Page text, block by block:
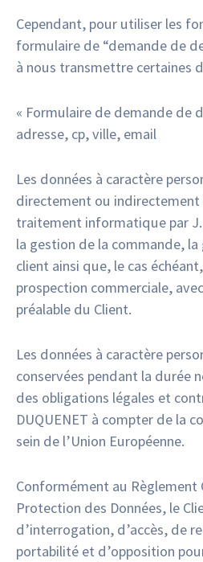
Cependant, pour utiliser les
formulaire de “demande de
à nous transmettre certaines
« Formulaire de demande de
adresse, cp, ville, email
Les données à caractère
directement ou indirectement
traitement informatique par J.
la gestion de la commande,
client ainsi que, le cas
prospection commerciale,
préalable du Client.
Les données à caractère
conservées pendant la durée
des obligations légales et
DUQUENET à compter de la
sein de l’Union Européenne.
Conformément au Règlement
Protection des Données, le
d’interrogation, d’accès, de
portabilité et d’opposition